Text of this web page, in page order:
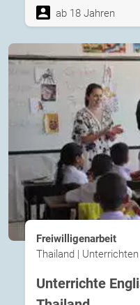
ab 18 Jahren
Freiwilligenarbeit
Thailand | Unterrichten
Unterrichte